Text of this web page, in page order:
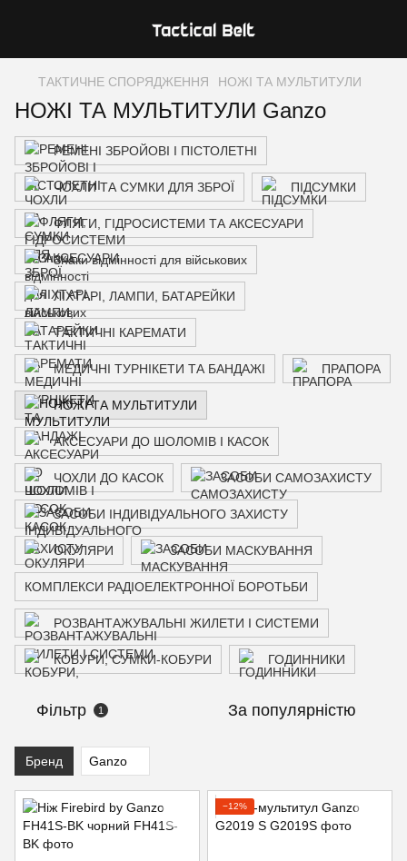
ТАКТИЧНЕ СПОРЯДЖЕННЯ НОЖІ ТА МУЛЬТИТУЛИ
НОЖІ ТА МУЛЬТИТУЛИ Ganzo
РЕМЕНІ ЗБРОЙОВІ І ПІСТОЛЕТНІ
ЧОХЛИ ТА СУМКИ ДЛЯ ЗБРОЇ ПІДСУМКИ
ФЛЯГИ, ГІДРОСИСТЕМИ ТА АКСЕСУАРИ
Знаки відмінності для військових
ЛІХТАРІ, ЛАМПИ, БАТАРЕЙКИ
ТАКТИЧНІ КАРЕМАТИ
МЕДИЧНІ ТУРНІКЕТИ ТА БАНДАЖІ ПРАПОРА
НОЖІ ТА МУЛЬТИТУЛИ
АКСЕСУАРИ ДО ШОЛОМІВ І КАСОК
ЧОХЛИ ДО КАСОК ЗАСОБИ САМОЗАХИСТУ
ЗАСОБИ ІНДИВІДУАЛЬНОГО ЗАХИСТУ
ОКУЛЯРИ ЗАСОБИ МАСКУВАННЯ
КОМПЛЕКСИ РАДІОЕЛЕКТРОННОЇ БОРОТЬБИ
РОЗВАНТАЖУВАЛЬНІ ЖИЛЕТИ І СИСТЕМИ
КОБУРИ, СУМКИ-КОБУРИ ГОДИННИКИ
Фільтр 1 За популярністю
Бренд Ganzo
−12%